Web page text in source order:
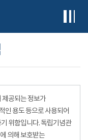
제공되는 정보가
인 용도 등으로 사용되어
위함입니다. 독립기념관
의해 보호받는